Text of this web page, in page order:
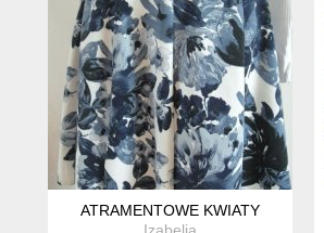
ATRAMENTOWE KWIATY
Izabelia